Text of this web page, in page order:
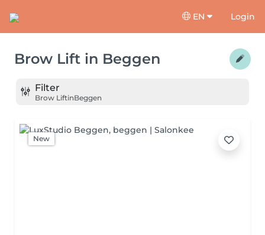
EN Login
Brow Lift in Beggen
Filter
Brow LiftinBeggen
New